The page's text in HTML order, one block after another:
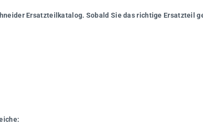
Ersatzteilkatalog. Sobald Sie das richtige Ersatzteil